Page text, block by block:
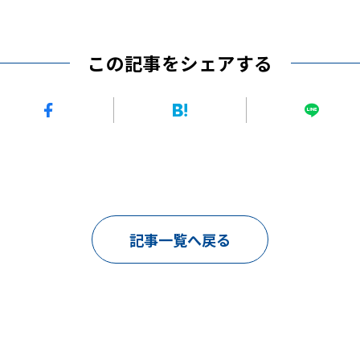
この記事をシェアする
記事一覧へ戻る